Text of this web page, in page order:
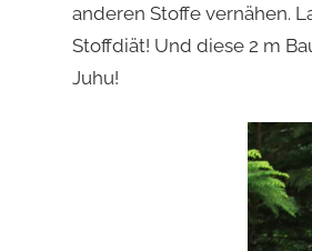
anderen Stoffe vernähen.
Stoffdiät! Und diese 2 m
Juhu!